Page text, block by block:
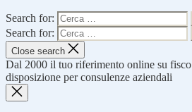
Search for:
Search for:
Close search
Dal 2000 il tuo riferimento online su fisco
disposizione per consulenze aziendali